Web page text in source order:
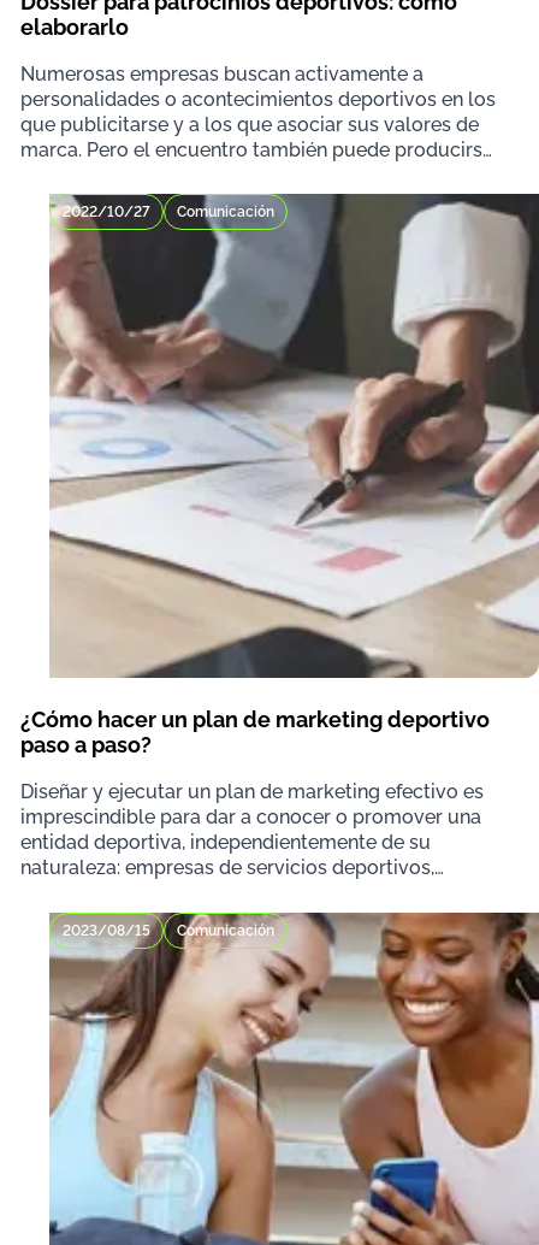
elaborarlo
Numerosas empresas buscan activamente a
personalidades o acontecimientos deportivos en los
que publicitarse y a los que asociar sus valores de
marca. Pero el encuentro también puede producirse
2022/10/27 Comunicación
¿Cómo hacer un plan de marketing deportivo
paso a paso?
Diseñar y ejecutar un plan de marketing efectivo es
imprescindible para dar a conocer o promover una
entidad deportiva, independientemente de su
naturaleza: empresas de servicios deportivos,
2023/08/15 Comunicación